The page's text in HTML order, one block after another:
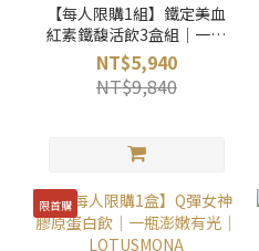
【每人限購1組】鐵定美血
紅素鐵馥活飲3盒組｜一天
二包喝出好氣色｜
LOTUSMONA
NT$5,940
NT$9,840
限首購